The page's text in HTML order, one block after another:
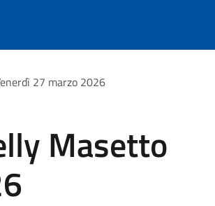
27 marzo 2026
Masetto